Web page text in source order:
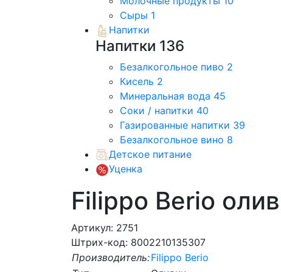
Сыры 1
Напитки
Напитки 136
Безалкогольное пиво 2
Кисель 2
Минеральная вода 45
Соки / напитки 40
Газированные напитки 39
Безалкогольное вино 8
Детское питание
Уценка
Filippo Berio
Артикул: 2751
Штрих-код: 8002210135307
Производитель:Filippo Berio